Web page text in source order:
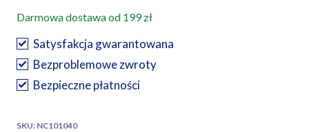
szczypce
do
elektroniki
132
mm
Darmowa dostawa od 199 zł
Satysfakcja gwarantowana
Bezproblemowe zwroty
Bezpieczne płatności
SKU: NC101040